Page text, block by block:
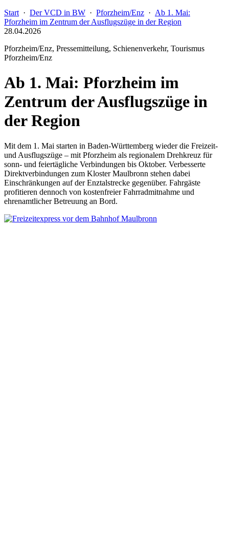
Start · Der VCD in BW · Pforzheim/Enz · Ab 1. Mai:
Pforzheim im Zentrum der Ausflugszüge in der Region
28.04.2026
Pforzheim/Enz, Pressemitteilung, Schienenverkehr, Tourismus
Pforzheim/Enz
Ab 1. Mai: Pforzheim im
Zentrum der Ausflugszüge in
der Region
Mit dem 1. Mai starten in Baden-Württemberg wieder die Freizeit-
und Ausflugszüge – mit Pforzheim als regionalem Drehkreuz für
sonn- und feiertägliche Verbindungen bis Oktober. Verbesserte
Direktverbindungen zum Kloster Maulbronn stehen dabei
Einschränkungen auf der Enztalstrecke gegenüber. Fahrgäste
profitieren dennoch von kostenfreier Fahrradmitnahme und
ehrenamtlicher Betreuung an Bord.